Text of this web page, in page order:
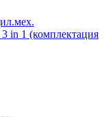
in 1 (комплектация